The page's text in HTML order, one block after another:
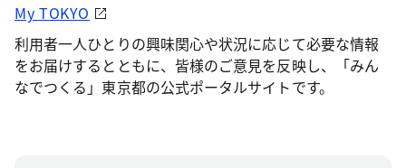
My TOKYO
利用者一人ひとりの興味関心や状況に応じて必要な情報
をお届けするとともに、皆様のご意見を反映し、「みん
なでつくる」東京都の公式ポータルサイトです。